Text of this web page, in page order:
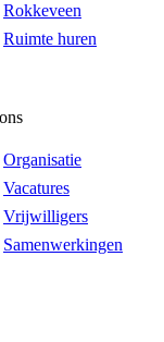
Rokkeveen
Ruimte huren
Organisatie
Vacatures
Vrijwilligers
Samenwerkingen